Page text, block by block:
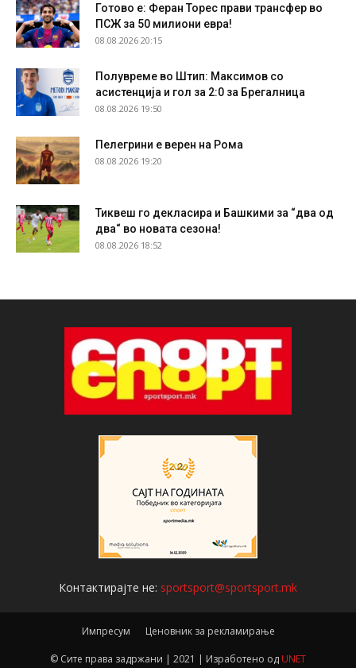
Готово е: Феран Торес прави трансфер во
ПСЖ за 50 милиони евра!
08.08.2026 20:15
Полувреме во Штип: Максимов со
асистенција и гол за 2:0 за Брегалница
08.08.2026 19:50
Пелегрини е верен на Рома
08.08.2026 19:20
Тиквеш го декласира и Башкими за “два од
два“ во новата сезона!
08.08.2026 18:52
Контактирајте не: sportsport@sportsport.mk
Импресум Ценовник за рекламирање
© Сите права задржани | 2021 | Изработено од UNET